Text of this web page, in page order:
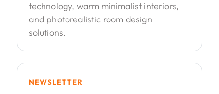
technology, warm minimalist interiors,
and photorealistic room design
solutions.
NEWSLETTER